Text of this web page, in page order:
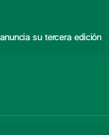
su tercera edición